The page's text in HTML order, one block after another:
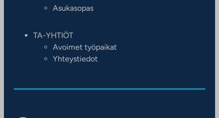
Asukasopas
TA-YHTIÖT
Avoimet työpaikat
Yhteystiedot